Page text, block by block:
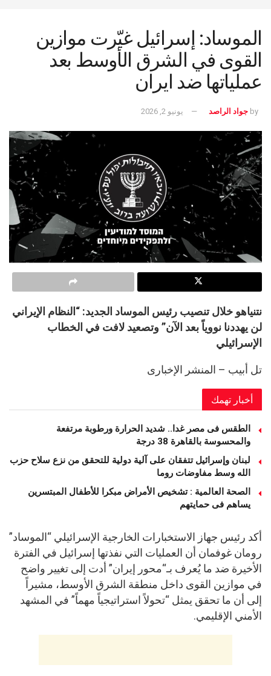
الموساد: إسرائيل غيّرت موازين
القوى في الشرق الأوسط بعد
عملياتها ضد ايران
by جواد الراصد يونيو 2, 2026
نتنياهو خلال تنصيب رئيس الموساد الجديد: “النظام الإيراني
لن يهددنا نووياً بعد الآن” وتصعيد لافت في الخطاب
الإسرائيلي
تل أبيب – المنشر الإخبارى
أخبار تهمك
الطقس فى مصر غدا.. شديد الحرارة ورطوبة مرتفعة
والمحسوسة بالقاهرة 38 درجة
لبنان وإسرائيل تتفقان على آلية دولية للتحقق من نزع سلاح حزب
الله وسط مفاوضات روما
الصحة العالمية : تشخيص الأمراض مبكرا للأطفال المبتسرين
يساهم فى حمايتهم
أكد رئيس جهاز الاستخبارات الخارجية الإسرائيلي “الموساد”
رومان غوفمان أن العمليات التي نفذتها إسرائيل في الفترة
الأخيرة ضد ما يُعرف بـ“محور إيران” أدت إلى تغيير واضح
في موازين القوى داخل منطقة الشرق الأوسط، مشيراً
إلى أن ما تحقق يمثل “تحولاً استراتيجياً مهماً” في المشهد
الأمني الإقليمي.